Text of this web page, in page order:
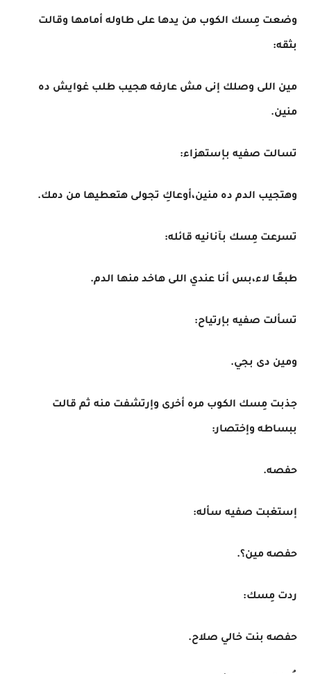
وضعت مِسك الكوب من يدها على طاوله أمامها وقالت
بثقه:
مين اللى وصلك إنى مش عارفه هجيب طلب غوايش ده
منين.
تسالت صفيه بإستهزاء:
وهتجيب الدم ده منين،أوعاكِ تجولى هتعطيها من دمك.
تسرعت مِسك بآنانيه قائله:
طبعًا لاء،بس أنا عندي اللى هاخد منها الدم.
تسألت صفيه بإرتياح:
ومين دى بجي.
جذبت مِسك الكوب مره أخرى وإرتشفت منه ثم قالت
ببساطه وإختصار:
حفصه.
إستغبت صفيه سأله:
حفصه مين؟.
ردت مِسك:
حفصه بنت خالي صلاح.